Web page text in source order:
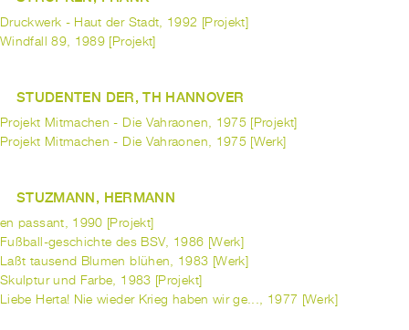
Druckwerk - Haut der Stadt, 1992 [Projekt]
Windfall 89, 1989 [Projekt]
STUDENTEN DER, TH HANNOVER
Projekt Mitmachen - Die Vahraonen, 1975 [Projekt]
Projekt Mitmachen - Die Vahraonen, 1975 [Werk]
STUZMANN, HERMANN
en passant, 1990 [Projekt]
Fußball-geschichte des BSV, 1986 [Werk]
Laßt tausend Blumen blühen, 1983 [Werk]
Skulptur und Farbe, 1983 [Projekt]
Liebe Herta! Nie wieder Krieg haben wir ge..., 1977 [Werk]